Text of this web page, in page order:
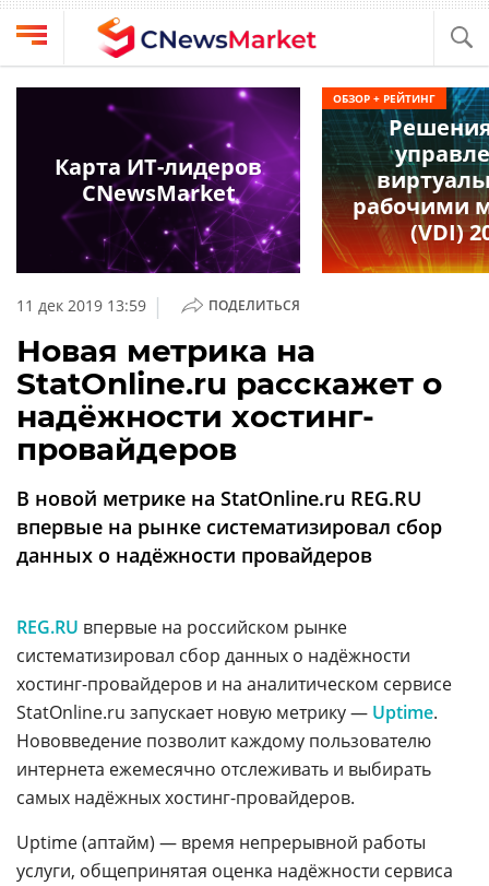
Выбрать
провайдера
Компании
обзоры
кабинет
О
проекте
CNews
Аналитика
Конференции
ТВ
издании
Реклама
Вакансии
Telegram
Дзен
VK
CNews
Конференции
Техника
11 дек 2019 13:59 | ПОДЕЛИТЬСЯ
Новая метрика на
StatOnline.ru расскажет о
надёжности хостинг-
провайдеров
В новой метрике на StatOnline.ru REG.RU
впервые на рынке систематизировал сбор
данных о надёжности провайдеров
REG.RU впервые на российском рынке
систематизировал сбор данных о надёжности
хостинг-провайдеров и на аналитическом сервисе
StatOnline.ru запускает новую метрику — Uptime.
Нововведение позволит каждому пользователю
интернета ежемесячно отслеживать и выбирать
самых надёжных хостинг-провайдеров.
Uptime (аптайм) — время непрерывной работы
услуги, общепринятая оценка надёжности сервиса
Карта ИТ-лидеров
CNewsMarket
рабочими
(VDI)
ОБЗОР + РЕЙТИНГ